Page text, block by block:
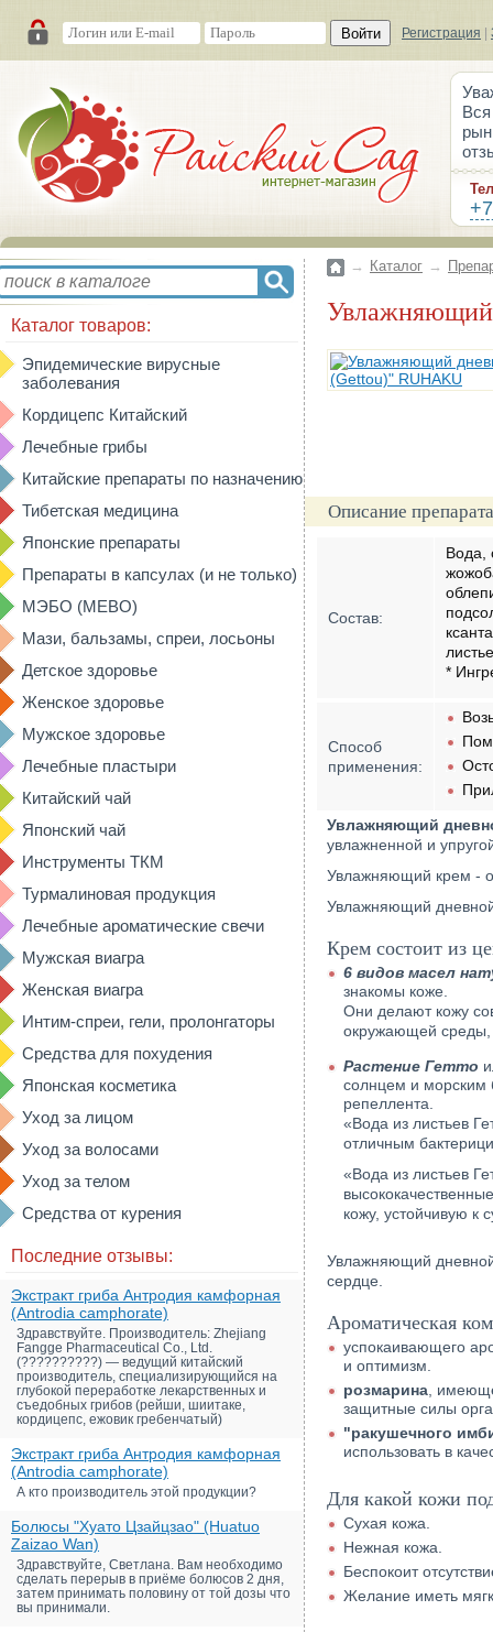
Войти Регистрация
Каталог товаров:
Эпидемические вирусные
заболевания
Кордицепс Китайский
Лечебные грибы
Китайские препараты по назначению
Тибетская медицина
Японские препараты
Препараты в капсулах (и не только)
МЭБО (MEBO)
Мази, бальзамы, спреи, лосьоны
Детское здоровье
Женское здоровье
Мужское здоровье
Лечебные пластыри
Китайский чай
Японский чай
Инструменты ТКМ
Турмалиновая продукция
Лечебные ароматические свечи
Мужская виагра
Женская виагра
Интим-спреи, гели, пролонгаторы
Средства для похудения
Японская косметика
Уход за лицом
Уход за волосами
Уход за телом
Средства от курения
Последние отзывы:
Экстракт гриба Антродия камфорная
(Antrodia camphorate)
Здравствуйте. Производитель: Zhejiang
Fangge Pharmaceutical Co., Ltd.
(??????????) — ведущий китайский
производитель, специализирующийся на
глубокой переработке лекарственных и
съедобных грибов (рейши, шиитаке,
кордицепс, ежовик гребенчатый)
Экстракт гриба Антродия камфорная
(Antrodia camphorate)
А кто производитель этой продукции?
Болюсы "Хуато Цзайцзао" (Huatuo
Zaizao Wan)
Здравствуйте, Светлана. Вам необходимо
сделать перерыв в приёме болюсов 2 дня,
затем принимать половину от той дозы что
вы принимали.
→ Каталог →
Описание
Состав:
Вода,
*
Способ
применения:
Увлажняющий
увлажненной и
Увлажняющий крем -
Увлажняющий
Крем состоит из
6 видов масел
знакомы коже.
Они делают кожу
окружающей среды,
Растение Гетто
солнцем и морским
репеллента.
«Вода из листьев
отличным
«Вода из листьев
кожу, устойчивую к
Увлажняющий
сердце.
Ароматическая
успокаивающего
и оптимизм.
розмарина ,
защитные силы
"ракушечного
использовать в
Для какой кожи
Сухая кожа.
Нежная кожа.
Беспокоит
Желание иметь